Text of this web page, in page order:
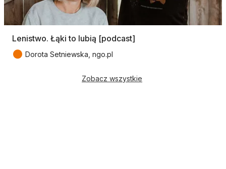
Lenistwo. Łąki to lubią [podcast]
● Dorota Setniewska, ngo.pl
Zobacz wszystkie